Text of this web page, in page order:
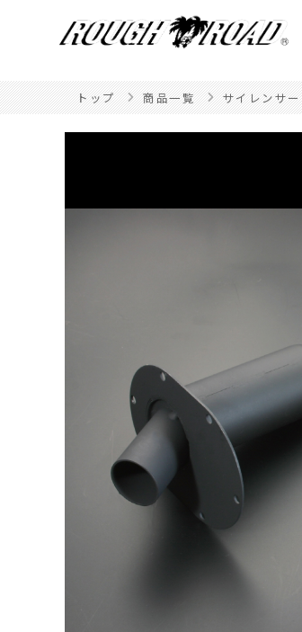
トップ 商品一覧 サイレンサー